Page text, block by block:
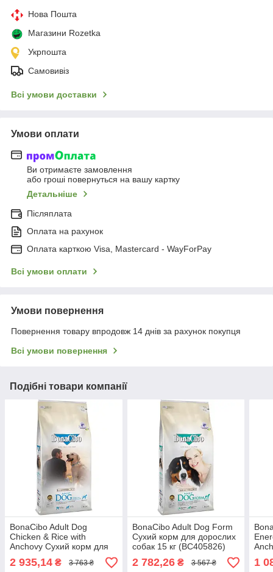
Нова Пошта
Магазини Rozetka
Укрпошта
Самовивіз
Всі умови доставки
Умови оплати
Ви отримаєте замовлення
або гроші повернуться на вашу картку
Детальніше
Післяплата
Оплата на рахунок
Оплата карткою Visa, Mastercard - WayForPay
Всі умови оплати
Умови повернення
Повернення товару впродовж 14 днів за рахунок покупця
Всі умови повернення
Подібні товари компанії
BonaCibo Adult Dog
Chicken & Rice with
Anchovy Сухий корм для
собак 15 кг (BC405765)
2 935,14 ₴ 3 763 ₴
BonaCibo Adult Dog Form
Сухий корм для дорослих
собак 15 кг (BC405826)
2 782,26₴ 3 567 ₴ 1